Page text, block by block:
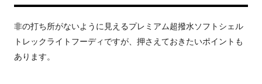
非の打ち所がないように見えるプレミアム超撥水ソフトシェル
トレックライトフーディですが、押さえておきたいポイントも
あります。